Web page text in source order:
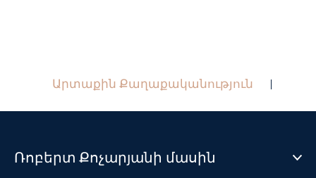
Արտաքին Քաղաքականություն |
Ռոբերտ Քոչարյանի մասին